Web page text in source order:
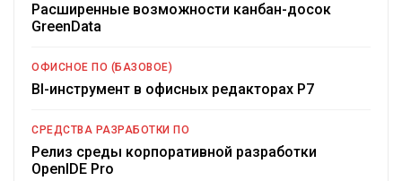
Расширенные возможности канбан-досок
GreenData
ОФИСНОЕ ПО (БАЗОВОЕ)
BI-инструмент в офисных редакторах Р7
СРЕДСТВА РАЗРАБОТКИ ПО
Релиз среды корпоративной разработки
OpenIDE Pro